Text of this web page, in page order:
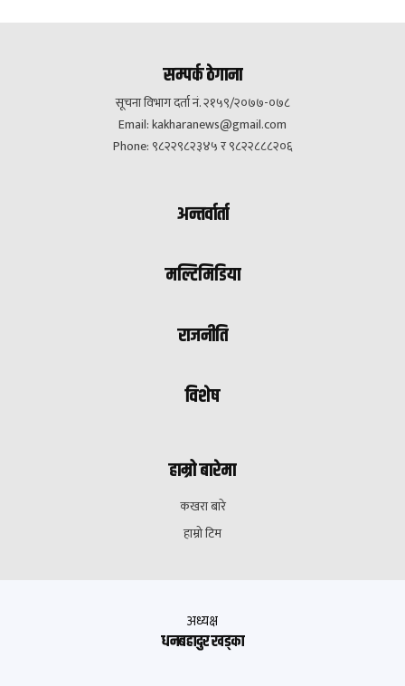
सम्पर्क ठेगाना
सूचना विभाग दर्ता नं. २१५९/२०७७-०७८
Email:kakharanews@gmail.com
Phone: ९८२२९८२३४५ र ९८२२८८८२०६
अन्तर्वार्ता
मल्टिमिडिया
राजनीति
विशेष
हाम्रो बारेमा
कखरा बारे
हाम्रो टिम
अध्यक्ष
धनबहादुर खड्का